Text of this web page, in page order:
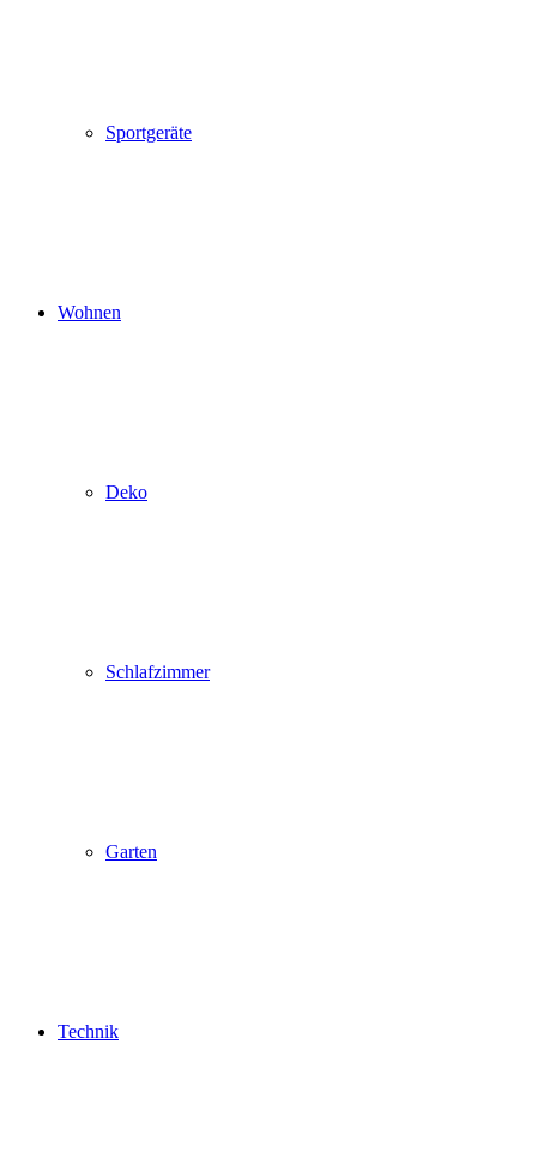
Sportgeräte
Wohnen
Deko
Schlafzimmer
Garten
Technik